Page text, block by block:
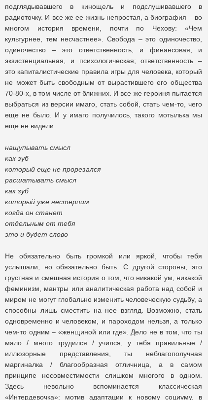
подглядывавшего в кинощель и подслушивавшего в
радиоточку. И все же ее жизнь непростая, а биография – во
многом история времени, почти по Чехову: «Чем
культурнее, тем несчастнее». Свобода – это одиночество,
одиночество – это ответственность, и финансовая, и
экзистенциальная, и психологическая; ответственность –
это капиталистические правила игры для человека, который
не может быть свободным от вырастившего его общества
70-80-х, в том числе от ближних. И все же героиня пытается
выбраться из версии имаго, стать собой, стать чем-то, чего
еще не было. И у имаго получилось, такого мотылька мы
еще не видели.
нащупывать смысл
как зуб
который еще не прорезался
расшатывать смысл
как зуб
который уже нестерпим
когда он станет
отдельным от тебя
это и будет слово
Не обязательно быть громкой или яркой, чтобы тебя
услышали, но обязательно быть. С другой стороны, это
грустная и смешная история о том, что никакой ум, никакой
феминизм, мантры или аналитическая работа над собой и
миром не могут глобально изменить человеческую судьбу, а
способны лишь сместить на нее взгляд. Возможно, стать
одновременно и человеком, и пароходом нельзя, а только
чем-то одним – «женщиной или где». Дело не в том, что ты
мало / много трудился / учился, у тебя правильные /
иллюзорные представления, ты неблагополучная
маргиналка / благообразная отличница, а в самом
принципе несовместимости слишком многого в одном.
Здесь невольно вспоминается классическая
«Интердевочка»: мотив адаптации к новому социуму, в